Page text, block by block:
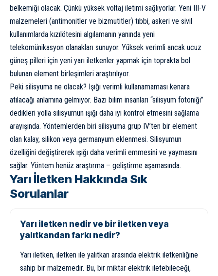
belkemiği olacak. Çünkü yüksek voltaj iletimi sağlıyorlar. Yeni III-V
malzemeleri (antimonitler ve bizmutitler) tıbbi, askeri ve sivil
kullanımlarda kızılötesini algılamanın yanında yeni
telekomünikasyon olanakları sunuyor. Yüksek verimli ancak ucuz
güneş pilleri için yeni yarı iletkenler yapmak için toprakta bol
bulunan element birleşimleri araştırılıyor.
Peki silisyuma ne olacak? Işığı verimli kullanamaması kenara
atılacağı anlamına gelmiyor. Bazı bilim insanları “silisyum fotoniği”
dedikleri yolla silisyumun ışığı daha iyi kontrol etmesini sağlama
arayışında. Yöntemlerden biri silisyuma grup IV’ten bir element
olan kalay, silikon veya germanyum eklenmesi. Silisyumun
özelliğini değiştirerek ışığı daha verimli emmesini ve yaymasını
sağlar. Yöntem henüz araştırma – geliştirme aşamasında.
Yarı İletken Hakkında Sık
Sorulanlar
Yarı iletken nedir ve bir iletken veya
yalıtkandan farkı nedir?
Yarı iletken, iletken ile yalıtkan arasında elektrik iletkenliğine
sahip bir malzemedir. Bu, bir miktar elektrik iletebileceği,